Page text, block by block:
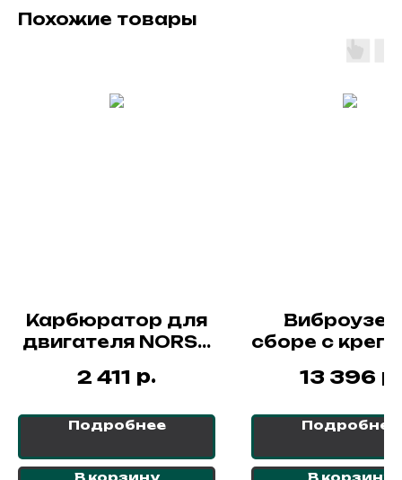
Похожие товары
Карбюратор для
двигателя NORSU
2 411 р.
Подробнее
Виброузел
сборе с
NORSU
13 396 р.
Подробнее